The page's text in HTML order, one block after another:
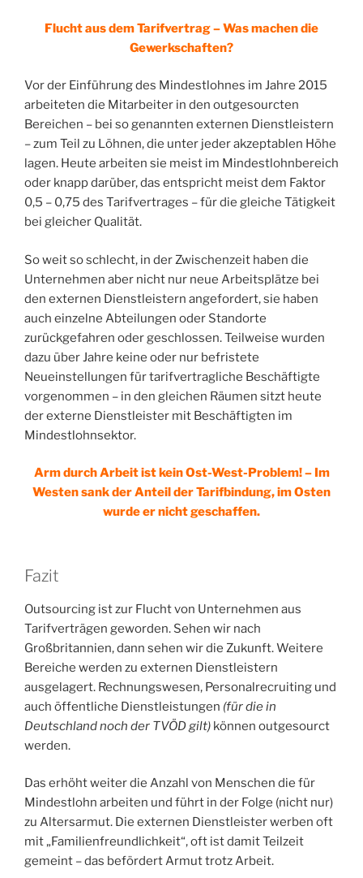
Flucht aus dem Tarifvertrag – Was machen die
Gewerkschaften?
Vor der Einführung des Mindestlohnes im Jahre 2015
arbeiteten die Mitarbeiter in den outgesourcten
Bereichen – bei so genannten externen Dienstleistern
– zum Teil zu Löhnen, die unter jeder akzeptablen Höhe
lagen. Heute arbeiten sie meist im Mindestlohnbereich
oder knapp darüber, das entspricht meist dem Faktor
0,5 – 0,75 des Tarifvertrages – für die gleiche Tätigkeit
bei gleicher Qualität.
So weit so schlecht, in der Zwischenzeit haben die
Unternehmen aber nicht nur neue Arbeitsplätze bei
den externen Dienstleistern angefordert, sie haben
auch einzelne Abteilungen oder Standorte
zurückgefahren oder geschlossen. Teilweise wurden
dazu über Jahre keine oder nur befristete
Neueinstellungen für tarifvertragliche Beschäftigte
vorgenommen – in den gleichen Räumen sitzt heute
der externe Dienstleister mit Beschäftigten im
Mindestlohnsektor.
Arm durch Arbeit ist kein Ost-West-Problem! – Im
Westen sank der Anteil der Tarifbindung, im Osten
wurde er nicht geschaffen.
Fazit
Outsourcing ist zur Flucht von Unternehmen aus
Tarifverträgen geworden. Sehen wir nach
Großbritannien, dann sehen wir die Zukunft. Weitere
Bereiche werden zu externen Dienstleistern
ausgelagert. Rechnungswesen, Personalrecruiting und
auch öffentliche Dienstleistungen (für die in
Deutschland noch der TVÖD gilt) können outgesourct
werden.
Das erhöht weiter die Anzahl von Menschen die für
Mindestlohn arbeiten und führt in der Folge (nicht nur)
zu Altersarmut. Die externen Dienstleister werben oft
mit „Familienfreundlichkeit“, oft ist damit Teilzeit
gemeint – das befördert Armut trotz Arbeit.